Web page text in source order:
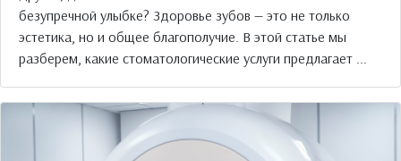
безупречной улыбке? Здоровье зубов — это не только
эстетика, но и общее благополучие. В этой статье мы
разберем, какие стоматологические услуги предлагает ...